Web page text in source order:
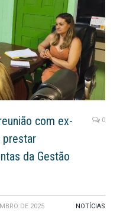
com ex-
prestar
da Gestão
0
DE 2025 NOTÍCIAS